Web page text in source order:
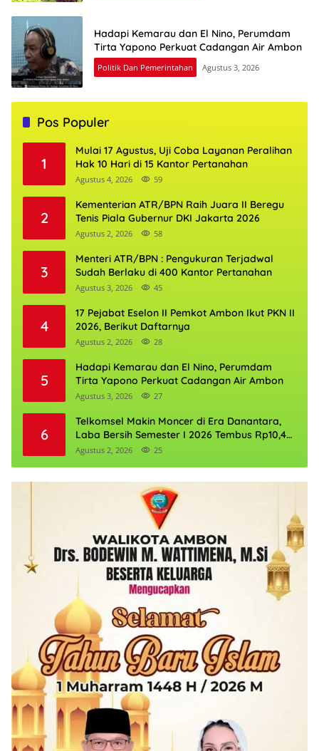
Hadapi Kemarau dan El Nino, Perumdam
Tirta Yapono Perkuat Cadangan Air Ambon
Politik Dan Pemerintahan Agustus 3, 2026
Pos Populer
1
Mulai 17 Agustus, Uji Coba Layanan Peralihan
Hak 10 Hari di 15 Kantor Pertanahan
Agustus 4, 2026 59
2
Kementerian ATR/BPN Raih Juara II Beregu
Tenis Piala Gubernur DKI Jakarta 2026
Agustus 2, 2026 58
3
Menteri ATR/BPN : Pengukuran Terjadwal
Sudah Berlaku di 400 Kantor Pertanahan
Agustus 3, 2026 45
4
17 Pejabat Eselon II Pemkot Ambon Ikut PKN II
2026, Berikut Daftarnya
Agustus 2, 2026 28
5
Hadapi Kemarau dan El Nino, Perumdam
Tirta Yapono Perkuat Cadangan Air Ambon
Agustus 3, 2026 27
6
Telkomsel Makin Moncer di Era Danantara,
Laba Bersih Semester I 2026 Tembus Rp10,4
Triliun
Agustus 2, 2026 25